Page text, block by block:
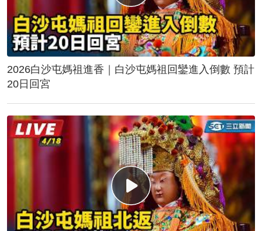
2026白沙屯媽祖進香｜白沙屯媽祖回鑾進入倒數 預計
20日回宮